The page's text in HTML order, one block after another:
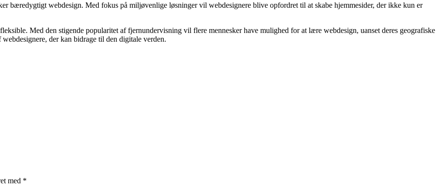
bæredygtigt webdesign. Med fokus på miljøvenlige løsninger vil webdesignere blive opfordret til at skabe hjemmesider, der ikke kun er
Med den stigende popularitet af fjernundervisning vil flere mennesker have mulighed for at lære webdesign, uanset deres geografiske
der kan bidrage til den digitale verden.
med *